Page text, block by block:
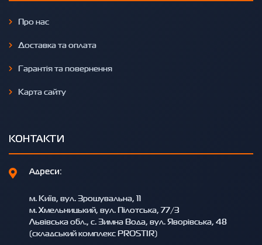
Про нас
Доставка та оплата
Гарантія та повернення
Карта сайту
КОНТАКТИ
Адреси:
м. Київ, вул. Зрошувальна, 11
м. Хмельницький, вул. Пілотська, 77/3
Львівська обл., с. Зимна Вода, вул. Яворівська, 48
(складський комплекс PROSTIR)